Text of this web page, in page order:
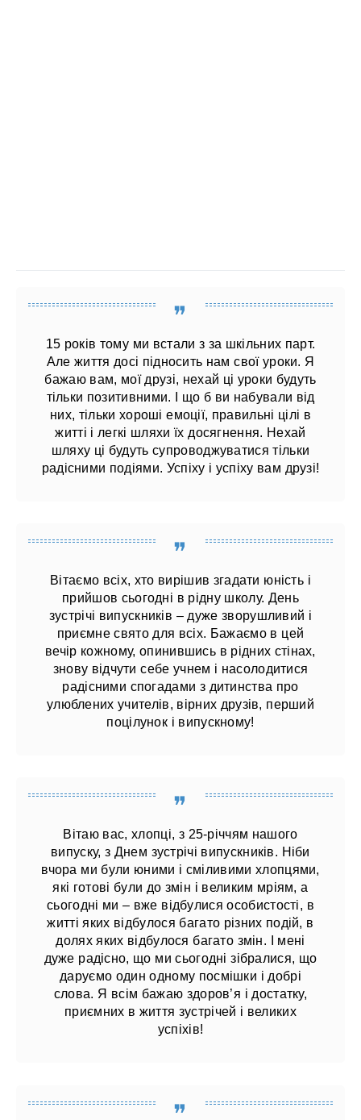
15 років тому ми встали з за шкільних парт.
Але життя досі підносить нам свої уроки. Я
бажаю вам, мої друзі, нехай ці уроки будуть
тільки позитивними. І що б ви набували від
них, тільки хороші емоції, правильні цілі в
житті і легкі шляхи їх досягнення. Нехай
шляху ці будуть супроводжуватися тільки
радісними подіями. Успіху і успіху вам друзі!
Вітаємо всіх, хто вирішив згадати юність і
прийшов сьогодні в рідну школу. День
зустрічі випускників – дуже зворушливий і
приємне свято для всіх. Бажаємо в цей
вечір кожному, опинившись в рідних стінах,
знову відчути себе учнем і насолодитися
радісними спогадами з дитинства про
улюблених учителів, вірних друзів, перший
поцілунок і випускному!
Вітаю вас, хлопці, з 25-річчям нашого
випуску, з Днем зустрічі випускників. Ніби
вчора ми були юними і сміливими хлопцями,
які готові були до змін і великим мріям, а
сьогодні ми – вже відбулися особистості, в
житті яких відбулося багато різних подій, в
долях яких відбулося багато змін. І мені
дуже радісно, ​​що ми сьогодні зібралися, що
даруємо один одному посмішки і добрі
слова. Я всім бажаю здоров’я і достатку,
приємних в життя зустрічей і великих
успіхів!